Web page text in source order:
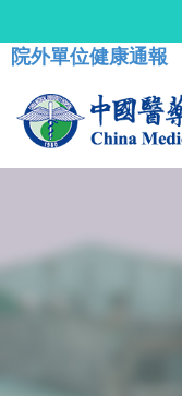
院外單位健康通報